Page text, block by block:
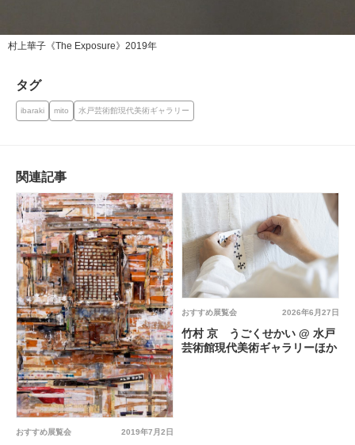
村上華子《The Exposure》2019年
タグ
ibaraki mito 水戸芸術館現代美術ギャラリー
関連記事
2019年7月2日
おすすめ展覧会
2026年6月27日
おすすめ展覧会
竹村 京 うごくせかい @ 水戸
芸術館現代美術ギャラリーほか